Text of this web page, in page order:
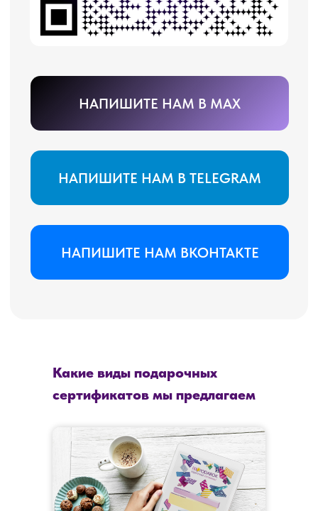
Какие виды подарочных
сертификатов мы предлагаем